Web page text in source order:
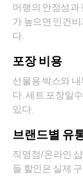
머랭의 안정성과
가 높으면 인건
다.
포장 비용
선물용 박스와
다. 세트 포장일
있다.
브랜드별 유
직영점/온라인
들 할인은 실제